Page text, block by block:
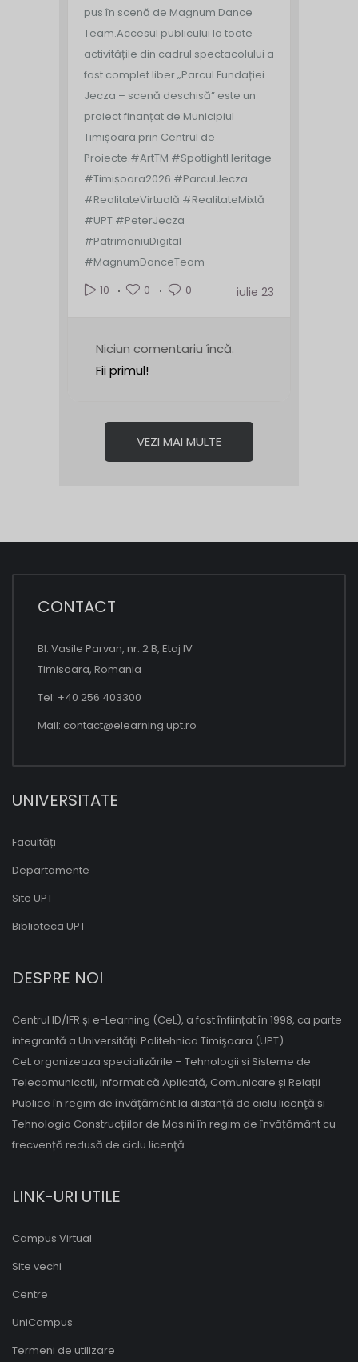
pus în scenă de Magnum Dance
Team.Accesul publicului la toate
activitățile din cadrul spectacolului a
fost complet liber.„Parcul Fundației
Jecza – scenă deschisă” este un
proiect finanțat de Municipiul
Timișoara prin Centrul de
Proiecte.#ArtTM #SpotlightHeritage
#Timișoara2026 #ParculJecza
#RealitateVirtuală #RealitateMixtă
#UPT #PeterJecza
#PatrimoniuDigital
#MagnumDanceTeam
10
0 0 iulie 23
Niciun comentariu încă.
Fii primul!
VEZI MAI MULTE
CONTACT
Bl. Vasile Parvan, nr. 2 B, Etaj IV
Timisoara, Romania
Tel: +40 256 403300
Mail: contact@elearning.upt.ro
UNIVERSITATE
Facultăți
Departamente
Site UPT
Biblioteca UPT
DESPRE NOI
Centrul ID/IFR și e-Learning (CeL), a fost înființat în 1998, ca parte
integrantă a Universităţii Politehnica Timişoara (UPT).
CeL organizeaza specializările – Tehnologii si Sisteme de
Telecomunicatii, Informatică Aplicată, Comunicare și Relații
Publice în regim de învăţământ la distanță de ciclu licenţă și
Tehnologia Construcțiilor de Mașini în regim de învățământ cu
frecvență redusă de ciclu licenţă.
LINK-URI UTILE
Campus Virtual
Site vechi
Centre
UniCampus
Termeni de utilizare